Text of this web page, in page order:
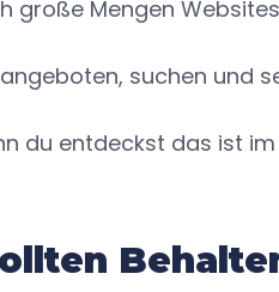
große Mengen
suchen und
du entdeckst das ist